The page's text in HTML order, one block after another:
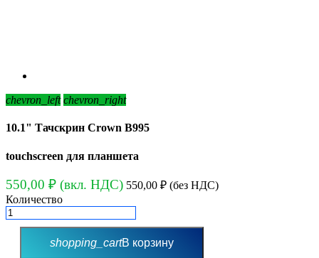
chevron_left chevron_right
10.1" Тачскрин Crown B995
touchscreen для планшета
550,00 ₽ (вкл. НДС) 550,00 ₽ (без НДС)
Количество
shopping_cartВ корзину